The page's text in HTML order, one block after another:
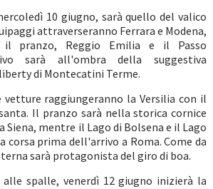
10 giugno, sarà quello del valico
attraverseranno Ferrara e Modena,
pranzo, Reggio Emilia e il Passo
sarà all'ombra della suggestiva
di Montecatini Terme.
vetture raggiungeranno la Versilia con il
Il pranzo sarà nella storica cornice
Siena, mentre il Lago di Bolsena e il Lago
corsa prima dell'arrivo a Roma. Come da
sarà protagonista del giro di boa.
alle spalle, venerdì 12 giugno inizierà la